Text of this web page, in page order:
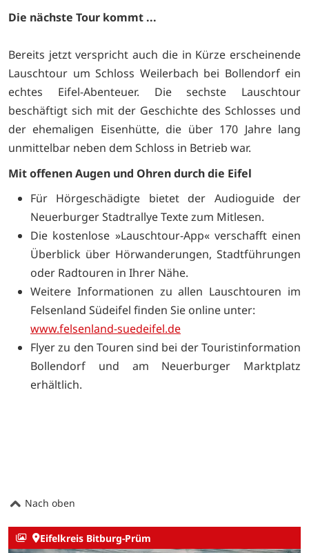
Die nächste Tour kommt ...
Bereits jetzt verspricht auch die in Kürze erscheinende
Lauschtour um Schloss Weilerbach bei Bollendorf ein
echtes Eifel-Abenteuer. Die sechste Lauschtour
beschäftigt sich mit der Geschichte des Schlosses und
der ehemaligen Eisenhütte, die über 170 Jahre lang
unmittelbar neben dem Schloss in Betrieb war.
Mit offenen Augen und Ohren durch die Eifel
Für Hörgeschädigte bietet der Audioguide der
Neuerburger Stadtrallye Texte zum Mitlesen.
Die kostenlose »Lauschtour-App« verschafft einen
Überblick über Hörwanderungen, Stadtführungen
oder Radtouren in Ihrer Nähe.
Weitere Informationen zu allen Lauschtouren im
Felsenland Südeifel finden Sie online unter:
www.felsenland-suedeifel.de
Flyer zu den Touren sind bei der Touristinformation
Bollendorf und am Neuerburger Marktplatz
erhältlich.
Nach oben
Eifelkreis Bitburg-Prüm